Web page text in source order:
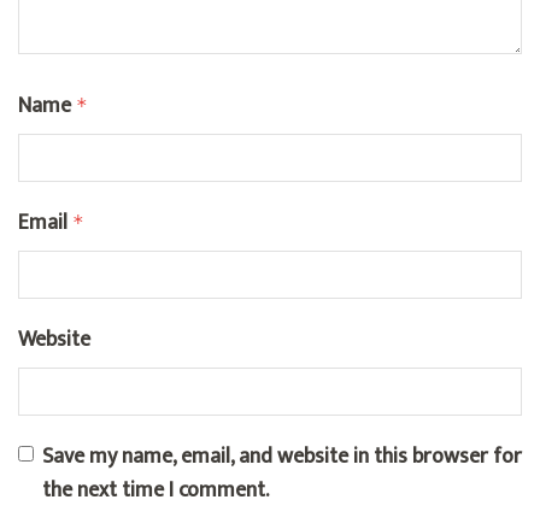
Name *
Email *
Website
Save my name, email, and website in this browser for
the next time I comment.